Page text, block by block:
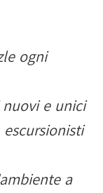
ogni
nuovi e unici
a